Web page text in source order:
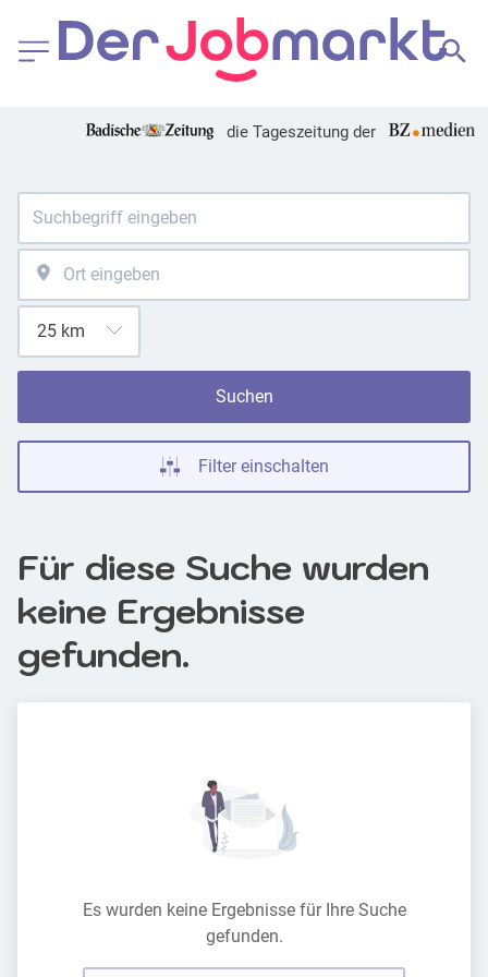
die Tageszeitung der
Suchen
Filter einschalten
Für diese Suche wurden
keine Ergebnisse
gefunden.
Es wurden keine Ergebnisse für Ihre Suche
gefunden.